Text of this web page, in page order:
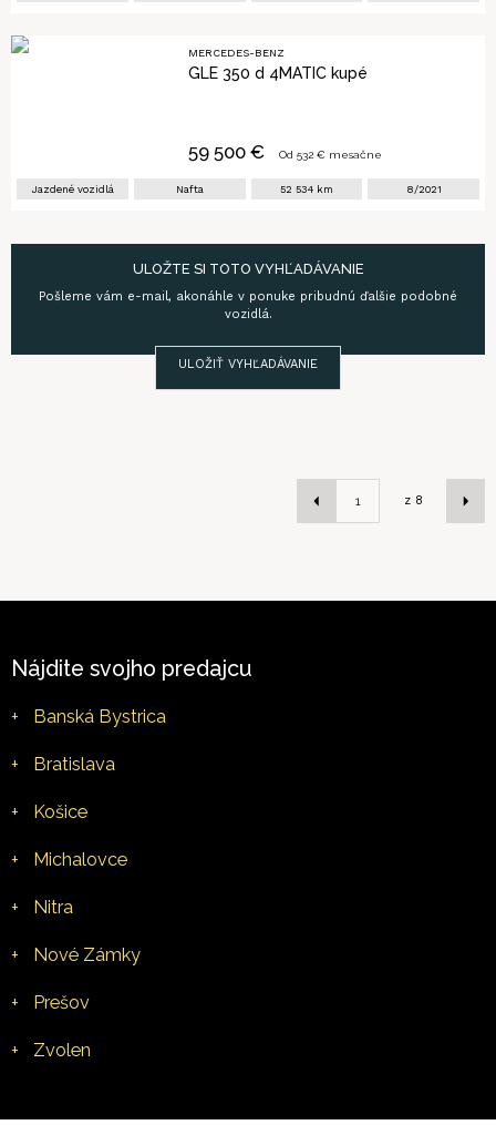
MERCEDES-BENZ
GLE 350 d 4MATIC kupé
Jazdené vozidlá Nafta 52 534km 8/2021
59 500€ Od 532€ mesačne
ULOŽTE SI TOTO VYHĽADÁVANIE
Pošleme vám e-mail, akonáhle v ponuke pribudnú ďalšie podobné
vozidlá.
ULOŽIŤ VYHĽADÁVANIE
z 8
Nájdite svojho predajcu
+ Banská Bystrica
+ Bratislava
+ Košice
+ Michalovce
+ Nitra
+ Nové Zámky
+ Prešov
+ Zvolen